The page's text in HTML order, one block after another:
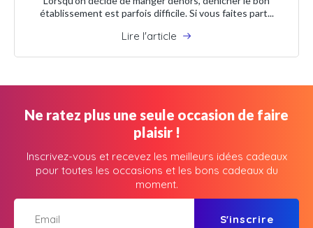
établissement est parfois difficile. Si vous faites part...
Lire l'article
Ne ratez plus une seule occasion de faire
plaisir !
Inscrivez-vous et recevez les meilleurs idées cadeaux
pour toutes les occasions et les bons cadeaux du
moment.
S'inscrire